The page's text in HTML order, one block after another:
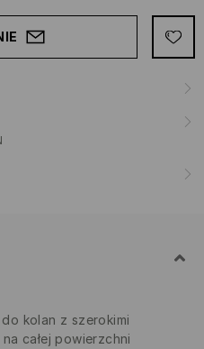
kolan z szerokimi
całej powierzchni